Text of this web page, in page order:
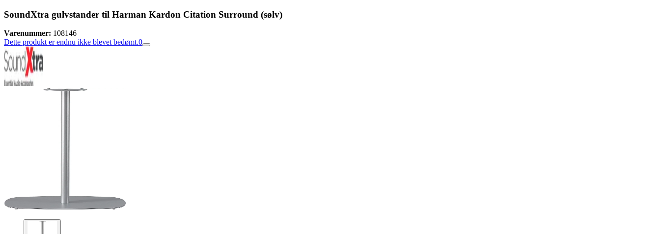
SoundXtra gulvstander til Harman Kardon Citation Surround (sølv)
Varenummer: 108146
Dette produkt er endnu ikke blevet bedømt.0